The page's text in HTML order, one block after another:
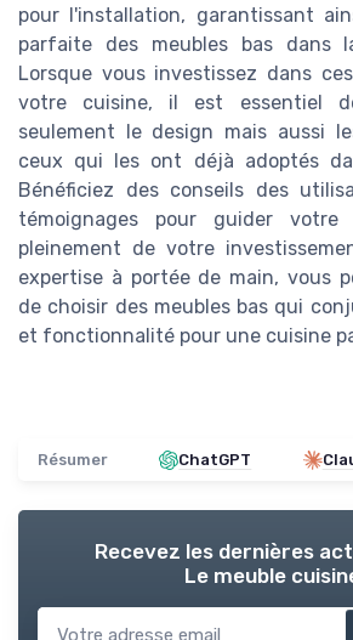
pour l'installation, garantissant
parfaite des meubles bas dans
Lorsque vous investissez dans
votre cuisine, il est essentiel
seulement le design mais aussi
ceux qui les ont déjà adoptés
Bénéficiez des conseils des
témoignages pour guider
pleinement de votre
expertise à portée de main, vous
de choisir des meubles bas qui
et fonctionnalité pour une cuisine
Résumer ChatGPT
Recevez les dernières
Le meuble